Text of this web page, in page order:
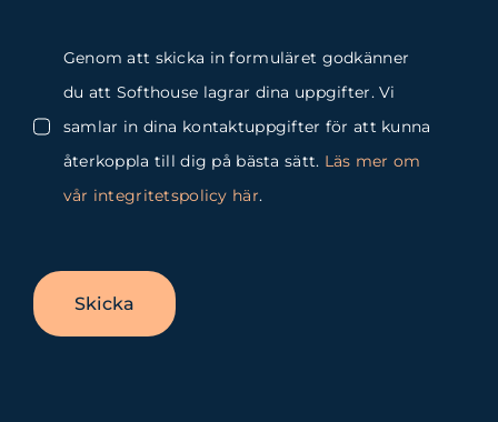
Genom att skicka in formuläret godkänner
du att Softhouse lagrar dina uppgifter. Vi
samlar in dina kontaktuppgifter för att kunna
återkoppla till dig på bästa sätt. Läs mer om
vår integritetspolicy här.
Skicka